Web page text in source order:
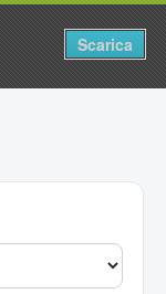
Scarica